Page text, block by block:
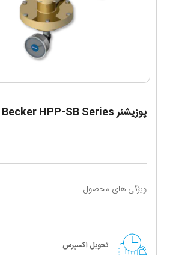
پوزیشنر Becker HPP-SB Series
ویژگی های محصول:
تحویل اکسپرس